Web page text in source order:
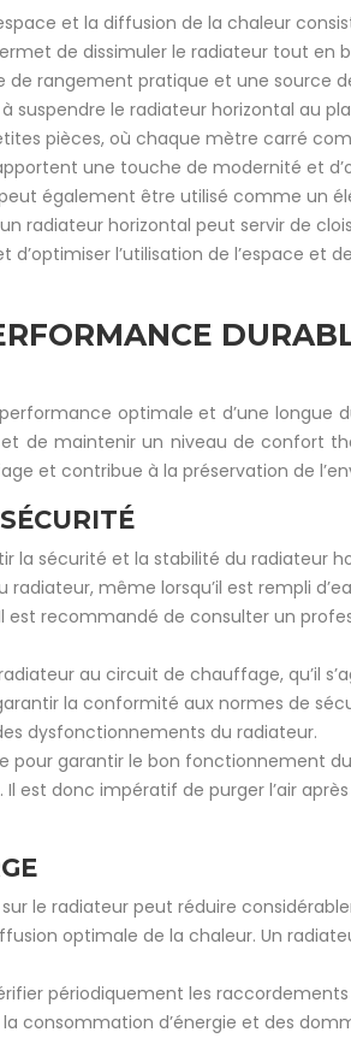
et la diffusion de la chaleur
de dissimuler le radiateur tout en
rangement pratique et une source
suspendre le radiateur horizontal au
pièces, où chaque mètre carré
une touche de modernité et
également être utilisé comme un
radiateur horizontal peut servir de
l’utilisation de l’espace et
optimale et d’une longue
de maintenir un niveau de confort
et contribue à la préservation de
la sécurité et la stabilité du radiateur
même lorsqu’il est rempli
recommandé de consulter un
au circuit de chauffage, qu’il
la conformité aux normes de
dysfonctionnements du radiateur.
pour garantir le bon fonctionnement
donc impératif de purger l’air après
sur le radiateur peut réduire
optimale de la chaleur. Un
périodiquement les raccordements
d’énergie et des